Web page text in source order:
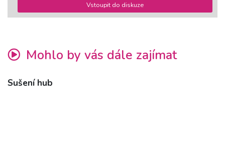
Vstoupit do diskuze
Mohlo by vás dále zajímat
Sušení hub